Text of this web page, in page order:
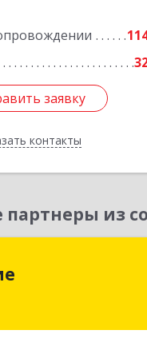
заявку
контакты
заявку
Назад
из
Респ, Сыктывкар г,